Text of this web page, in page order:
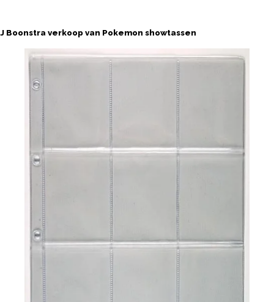
J Boonstra verkoop van Pokemon showtassen